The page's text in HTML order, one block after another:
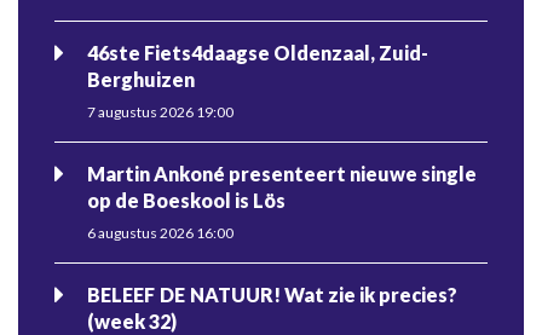
46ste Fiets4daagse Oldenzaal, Zuid-
Berghuizen
7 augustus 2026 19:00
Martin Ankoné presenteert nieuwe single
op de Boeskool is Lös
6 augustus 2026 16:00
BELEEF DE NATUUR! Wat zie ik precies?
(week 32)